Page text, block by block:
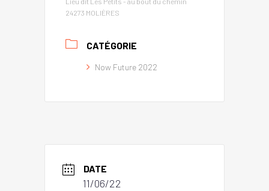
24273 MOLIÈRES
CATÉGORIE
Now Future 2022
DATE
11/06/22